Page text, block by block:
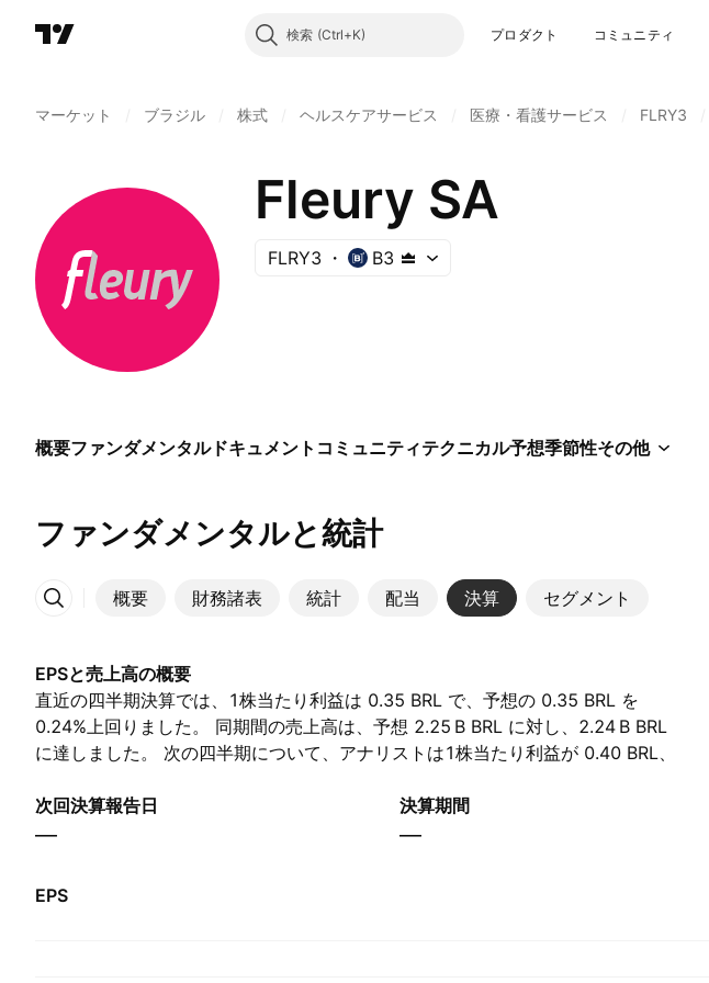
検索 プロダクト コミュニティ
マーケット ブラジル 株式 ヘルスケアサービス 医療・看護サービス FLRY3
Fleury SA
FLRY3 B3
概要ファンダメンタルドキュメント コミュニティテクニカル予想季節性その他
ファンダメンタルと統計
概要 財務諸表 統計 配当 決算 セグメント
その他
EPSと売上高の概要
直近の四半期決算では、1株当たり利益は 0.35 BRL で、予想の 0.35 BRL を
0.24%上回りました。 同期間の売上高は、予想 ‪2.25 B‬ BRL に対し、‪2.24 B‬ BRL
に達しました。 次の四半期について、アナリストは1株当たり利益が 0.40 BRL、
次回決算報告日
—
決算期間
—
EPS